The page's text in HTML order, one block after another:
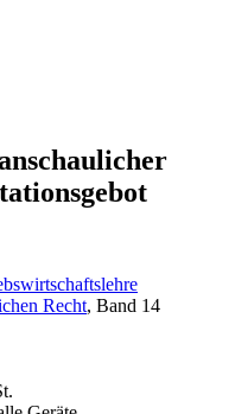
Recht, Band 14